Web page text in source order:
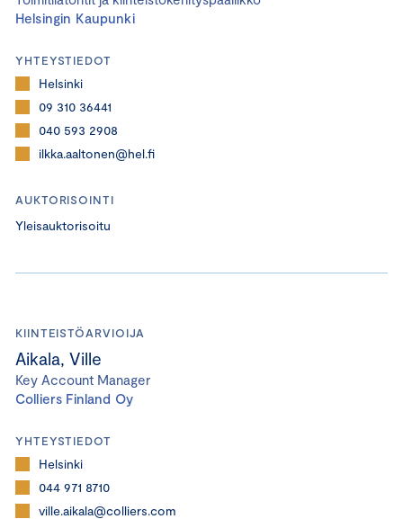
Helsingin Kaupunki
YHTEYSTIEDOT
Helsinki
09 310 36441
040 593 2908
ilkka.aaltonen@hel.fi
AUKTORISOINTI
Yleisauktorisoitu
KIINTEISTÖARVIOIJA
Aikala, Ville
Key Account Manager
Colliers Finland Oy
YHTEYSTIEDOT
Helsinki
044 971 8710
ville.aikala@colliers.com